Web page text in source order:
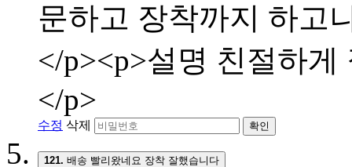
문하고 장착까지 하고
</p><p>설명 친절하
</p>
수정 삭제 확인
121. 배송 빨리왔네요 장착 잘했습니다